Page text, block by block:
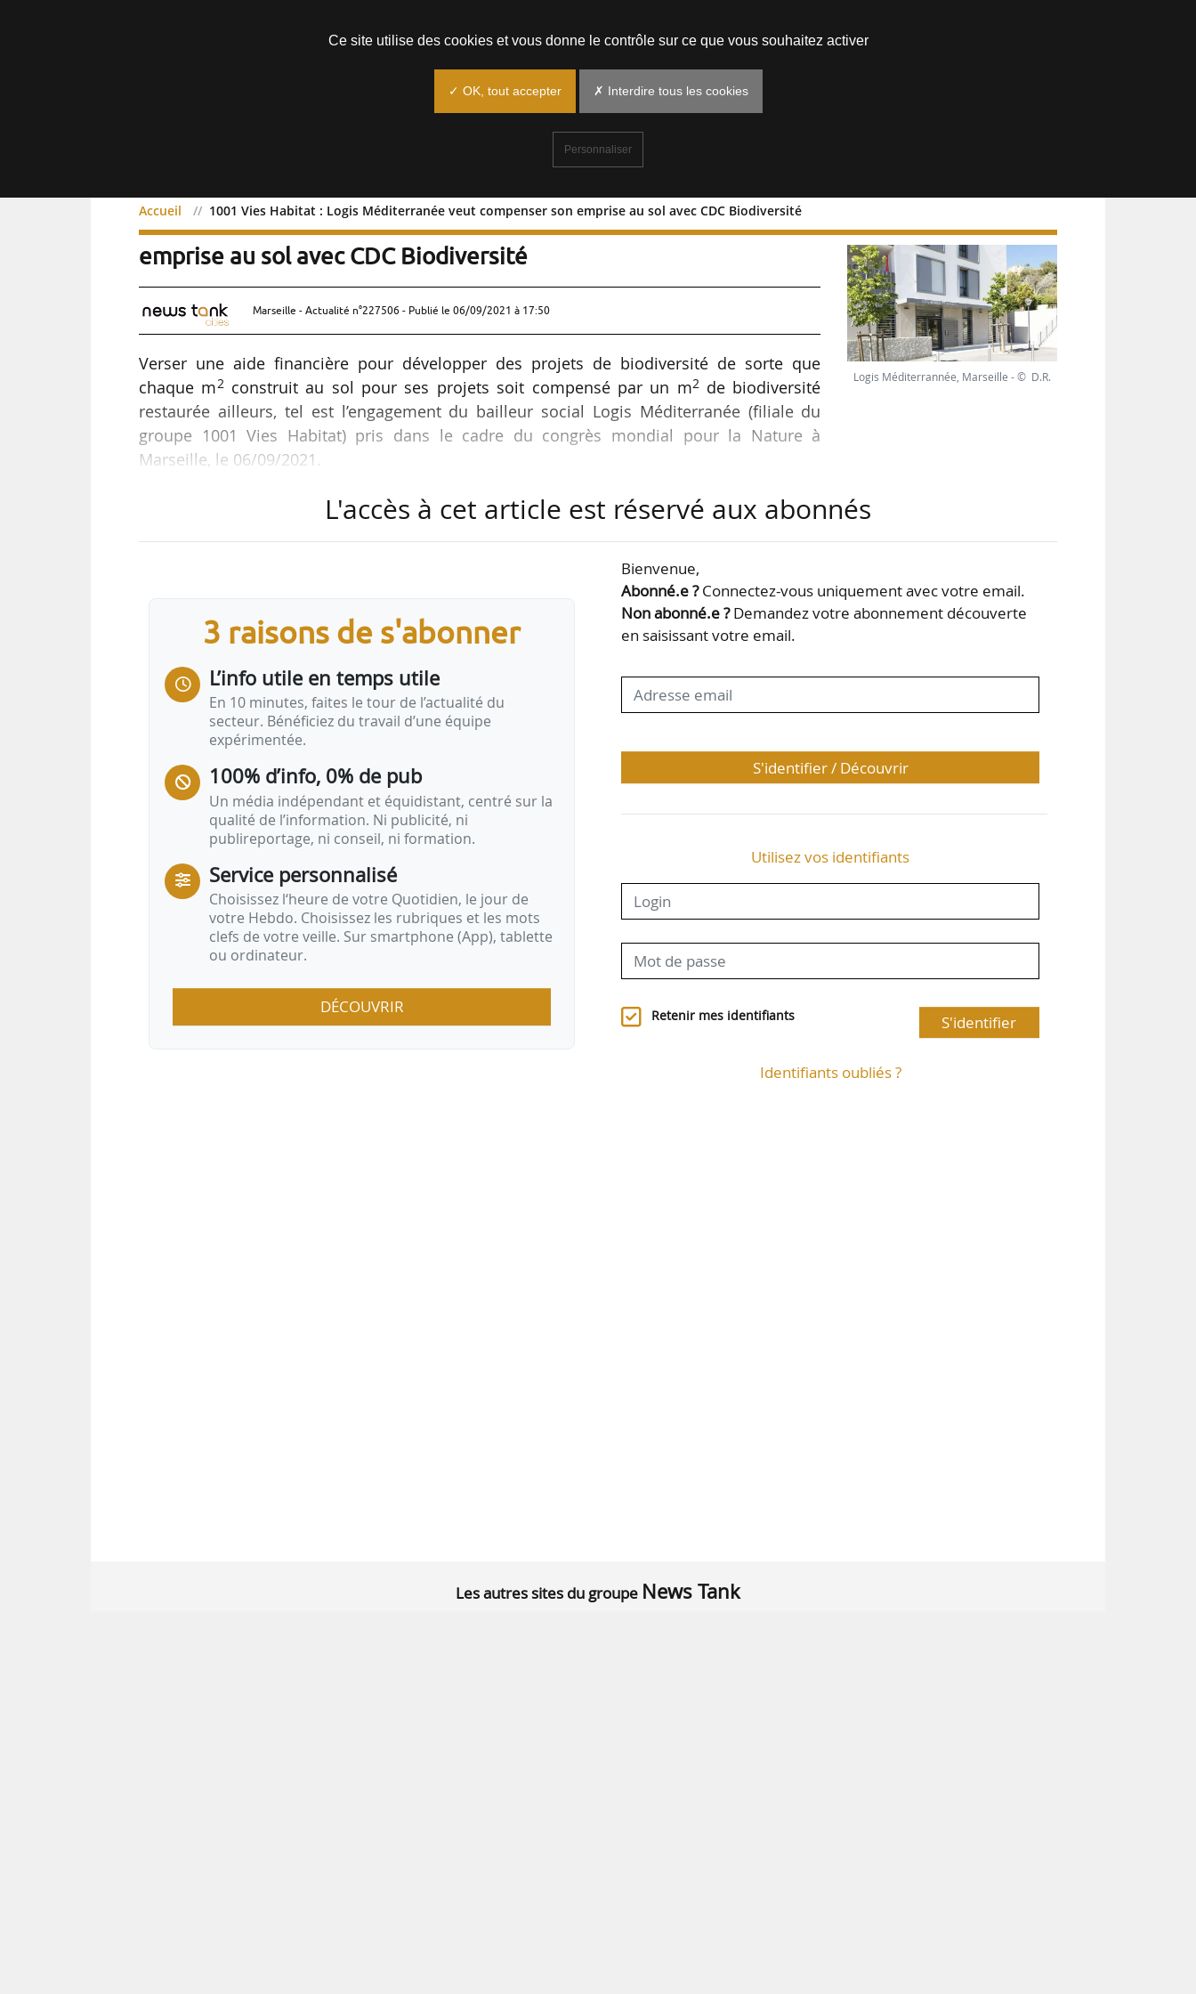
Accueil 1001 Vies Habitat : Logis Méditerranée veut compenser son emprise au sol avec CDC Biodiversité
1001 Vies Habitat : Logis Méditerranée veut compenser son
emprise au sol avec CDC Biodiversité
Marseille - Actualité n°227506 - Publié le 06/09/2021 à 17:50
Verser une aide financière pour développer des projets de biodiversité de sorte que
chaque m2construit au sol pour ses projets soit compensé par un m2de biodiversité
restaurée ailleurs, tel est l’engagement du bailleur social Logis Méditerranée (filiale du
groupe 1001 Vies Habitat) pris dans le cadre du congrès mondial pour la Nature à
Marseille, le 06/09/2021.
Le partenariat courra pour les 3 années à venir. Il engage Logis Méditerranée à participer
biodiversité. Les entreprises, qui « souhaitent agir pour la nature et veulent montrer à
leurs clients et partenaires que l’environnement est un sujet important, dans…
Logis Méditerrannée, Marseille - © D.R.
L'accès à cet article est réservé aux abonnés
3 raisons de s'abonner
L’info utile en temps utile
En 10 minutes, faites le tour de l’actualité du
secteur. Bénéficiez du travail d’une équipe
expérimentée.
100% d’info, 0% de pub
Un média indépendant et équidistant, centré sur la
qualité de l’information. Ni publicité, ni
publireportage, ni conseil, ni formation.
Service personnalisé
Choisissez l‘heure de votre Quotidien, le jour de
votre Hebdo. Choisissez les rubriques et les mots
clefs de votre veille. Sur smartphone (App), tablette
ou ordinateur.
DÉCOUVRIR
Bienvenue,
Abonné.e ?Connectez-vous uniquement avec votre email.
Non abonné.e ?Demandez votre abonnement découverte
en saisissant votre email.
S'identifier / Découvrir
Utilisez vos identifiants
Retenir mes identifiants S'identifier
Identifiants oubliés ?
Les autres sites du groupe News Tank
Ce site utilise des cookies et vous donne le contrôle sur ce que vous souhaitez activer
✓ OK, tout accepter ✗ Interdire tous les cookies
Personnaliser